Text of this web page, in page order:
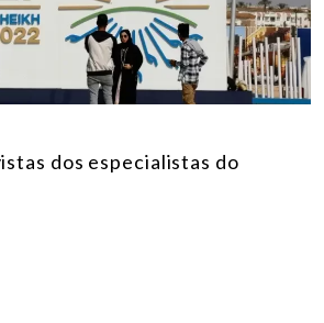
dos especialistas do